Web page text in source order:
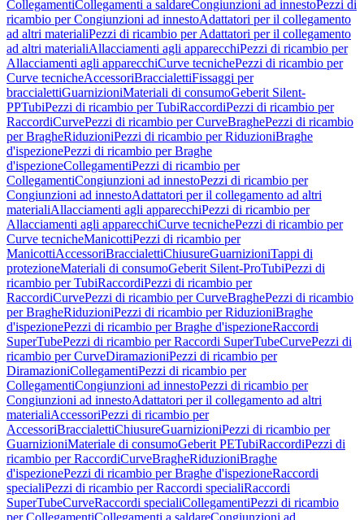
CollegamentiCollegamenti a saldareCongiunzioni ad innestoPezzi di
ricambio per Congiunzioni ad innestoAdattatori per il collegamento
ad altri materialiPezzi di ricambio per Adattatori per il collegamento
ad altri materialiAllacciamenti agli apparecchiPezzi di ricambio per
Allacciamenti agli apparecchiCurve tecnichePezzi di ricambio per
Curve tecnicheAccessoriBraccialettiFissaggi per
braccialettiGuarnizioniMateriali di consumoGeberit Silent-
PPTubiPezzi di ricambio per TubiRaccordiPezzi di ricambio per
RaccordiCurvePezzi di ricambio per CurveBraghePezzi di ricambio
per BragheRiduzioniPezzi di ricambio per RiduzioniBraghe
d'ispezionePezzi di ricambio per Braghe
d'ispezioneCollegamentiPezzi di ricambio per
CollegamentiCongiunzioni ad innestoPezzi di ricambio per
Congiunzioni ad innestoAdattatori per il collegamento ad altri
materialiAllacciamenti agli apparecchiPezzi di ricambio per
Allacciamenti agli apparecchiCurve tecnichePezzi di ricambio per
Curve tecnicheManicottiPezzi di ricambio per
ManicottiAccessoriBraccialettiChiusureGuarnizioniTappi di
protezioneMateriali di consumoGeberit Silent-ProTubiPezzi di
ricambio per TubiRaccordiPezzi di ricambio per
RaccordiCurvePezzi di ricambio per CurveBraghePezzi di ricambio
per BragheRiduzioniPezzi di ricambio per RiduzioniBraghe
d'ispezionePezzi di ricambio per Braghe d'ispezioneRaccordi
SuperTubePezzi di ricambio per Raccordi SuperTubeCurvePezzi di
ricambio per CurveDiramazioniPezzi di ricambio per
DiramazioniCollegamentiPezzi di ricambio per
CollegamentiCongiunzioni ad innestoPezzi di ricambio per
Congiunzioni ad innestoAdattatori per il collegamento ad altri
materialiAccessoriPezzi di ricambio per
AccessoriBraccialettiChiusureGuarnizioniPezzi di ricambio per
GuarnizioniMateriale di consumoGeberit PETubiRaccordiPezzi di
ricambio per RaccordiCurveBragheRiduzioniBraghe
d'ispezionePezzi di ricambio per Braghe d'ispezioneRaccordi
specialiPezzi di ricambio per Raccordi specialiRaccordi
SuperTubeCurveRaccordi specialiCollegamentiPezzi di ricambio
per CollegamentiCollegamenti a saldareCongiunzioni ad